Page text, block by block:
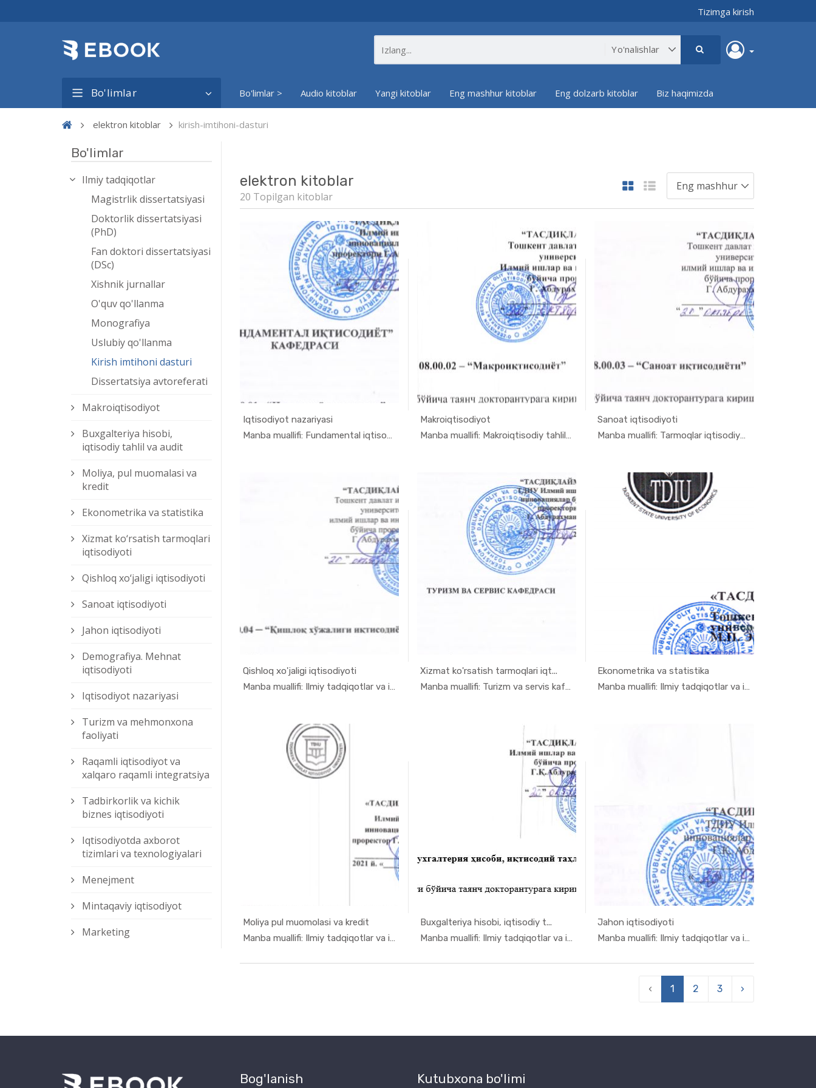
Tizimga kirish
Bo'limlar Bo'limlar > Audio kitoblar Yangi kitoblar Eng mashhur kitoblar Eng dolzarb kitoblar Biz haqimizda
elektron kitoblar kirish-imtihoni-dasturi
Bo'limlar
Ilmiy tadqiqotlar
Magistrlik dissertatsiyasi
Doktorlik dissertatsiyasi
(PhD)
Fan doktori dissertatsiyasi
(DSc)
Xishnik jurnallar
O'quv qo'llanma
Monografiya
Uslubiy qo'llanma
Kirish imtihoni dasturi
Dissertatsiya avtoreferati
Makroiqtisodiyot
Buxgalteriya hisobi,
iqtisodiy tahlil va audit
Moliya, pul muomalasi va
kredit
Ekonometrika va statistika
Xizmat kо‘rsatish tarmoqlari
iqtisodiyoti
Qishloq xо‘jaligi iqtisodiyoti
Sanoat iqtisodiyoti
Jahon iqtisodiyoti
Demografiya. Mehnat
iqtisodiyoti
Iqtisodiyot nazariyasi
Turizm va mehmonxona
faoliyati
Raqamli iqtisodiyot va
xalqaro raqamli integratsiya
Tadbirkorlik va kichik
biznes iqtisodiyoti
Iqtisodiyotda axborot
tizimlari va texnologiyalari
Menejment
Mintaqaviy iqtisodiyot
Marketing
elektron kitoblar
20 Topilgan kitoblar
Iqtisodiyot nazariyasi
Manba muallifi: Fundamental iqtisodiyot k...
In Ilmiy t...
Makroiqtisodiyot
Manba muallifi: Makroiqtisodiy tahlil va ...
In Ilmiy t...
Sanoat iqtisodiyoti
Manba muallifi: Tarmoqlar iqtisodiyoti ka...
In Ilmiy t...
Qishloq xo'jaligi iqtisodiyoti
Manba muallifi: Ilmiy tadqiqotlar va inno...
In Ilmiy t...
Xizmat ko'rsatish tarmoqlari iqt...
Manba muallifi: Turizm va servis kafedras...
In Ilmiy t...
Ekonometrika va statistika
Manba muallifi: Ilmiy tadqiqotlar va inno...
In Ilmiy t...
Moliya pul muomolasi va kredit
Manba muallifi: Ilmiy tadqiqotlar va inno...
In Ilmiy t...
Buxgalteriya hisobi, iqtisodiy t...
Manba muallifi: Ilmiy tadqiqotlar va inno...
In Ilmiy t...
Jahon iqtisodiyoti
Manba muallifi: Ilmiy tadqiqotlar va inno...
In Ilmiy t...
‹ 1 2 3 ›
Bog'lanish Kutubxona bo'limi